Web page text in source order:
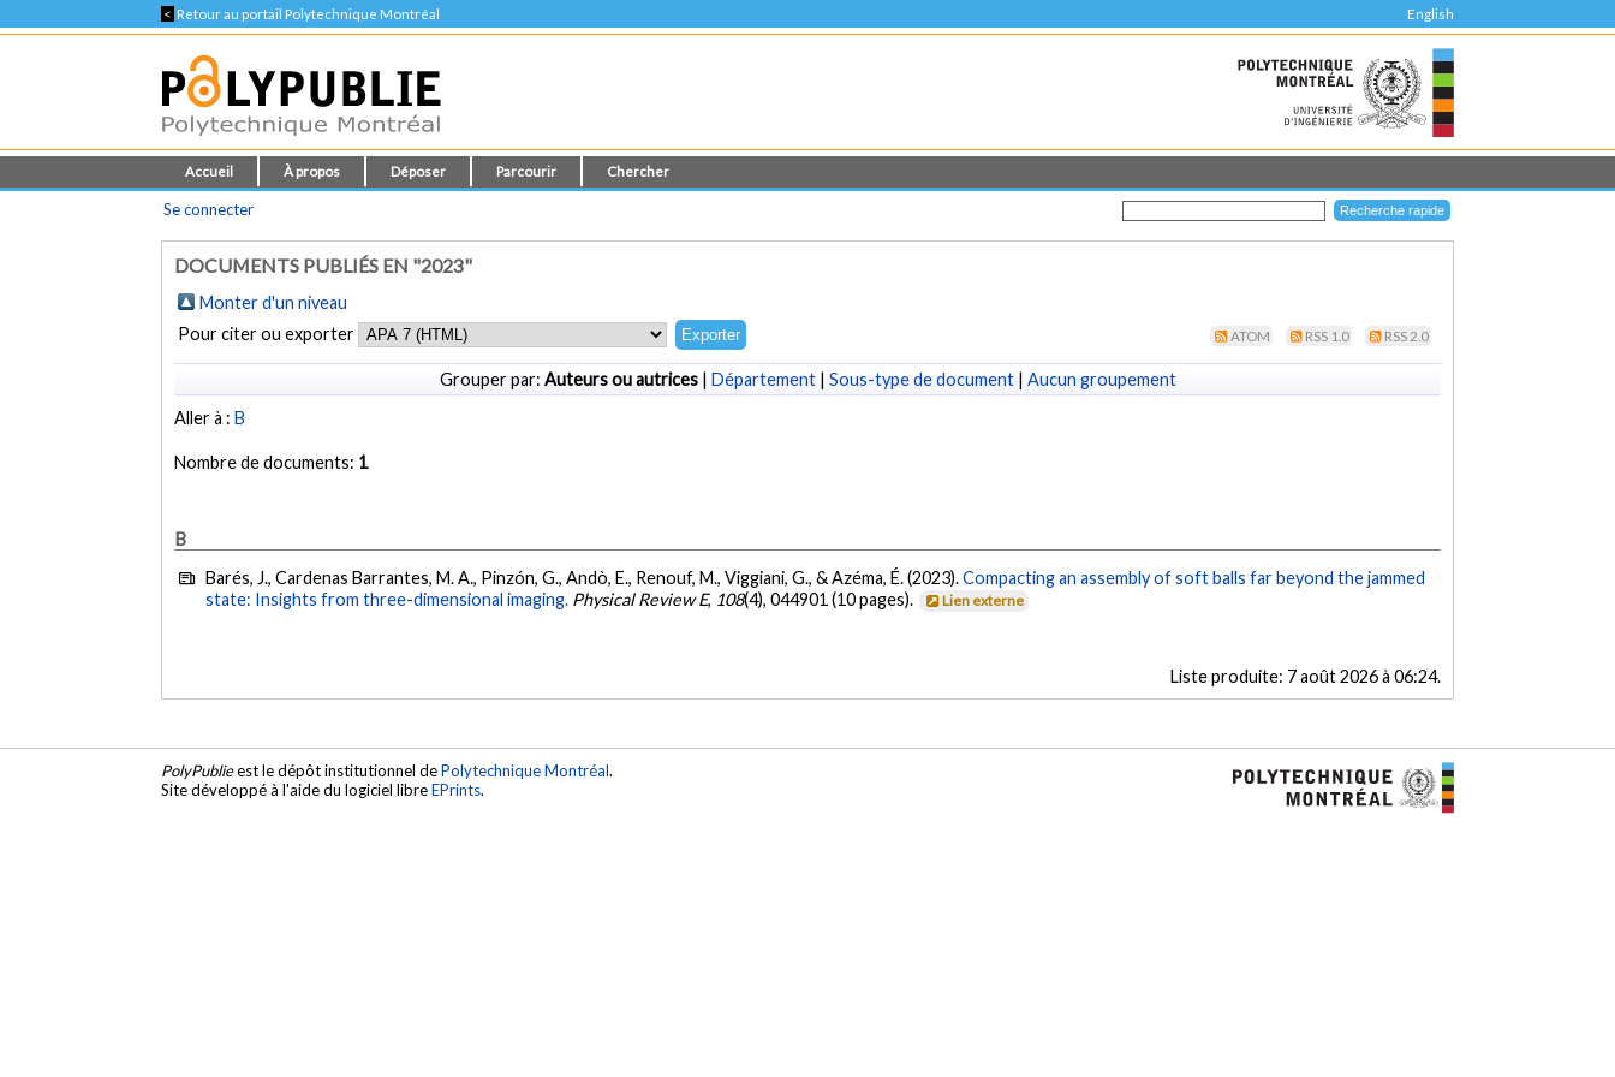
< Retour au portail Polytechnique Montréal English
Accueil À propos Déposer Parcourir Chercher
Se connecter
DOCUMENTS PUBLIÉS EN "2023"
Monter d'un niveau
Pour citer ou exporter
ATOM RSS 1.0 RSS 2.0
Grouper par: Auteurs ou autrices| Département| Sous-type de document| Aucun groupement
Aller à :B
Nombre de documents: 1
B
Barés, J., Cardenas Barrantes, M. A., Pinzón, G., Andò, E., Renouf, M., Viggiani, G., & Azéma, É. (2023).Compacting an assembly of soft balls far beyond the jammed
state: Insights from three-dimensional imaging. Physical Review E, 108(4), 044901 (10 pages). Lien externe
Liste produite: 7 août 2026 à 06:24.
PolyPublieest le dépôt institutionnel dePolytechnique Montréal.
Site développé à l'aide du logiciel libreEPrints.